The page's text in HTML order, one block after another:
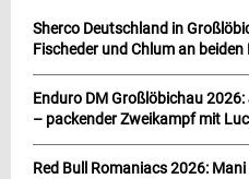
Sherco Deutschland in
Fischeder und Chlum an beiden
Enduro DM Großlöbichau
– packender Zweikampf mit
Red Bull Romaniacs 2026: